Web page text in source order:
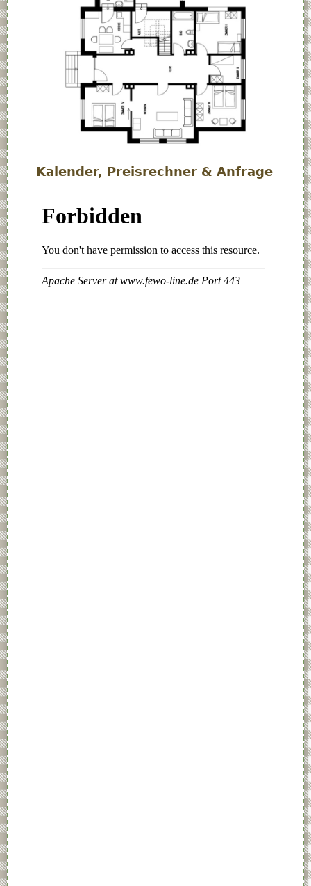
Kalender, Preisrechner & Anfrage